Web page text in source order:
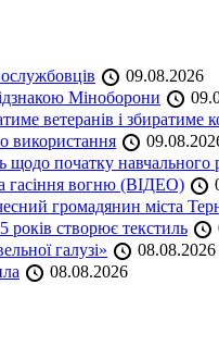
09.08.2026
Міноборони
ветеранів і
використання
щодо початку навчального
гасіння вогню (ВІДЕО)
громадянин міста
років створює текстиль
галузі»
08.08.2026
08.08.2026